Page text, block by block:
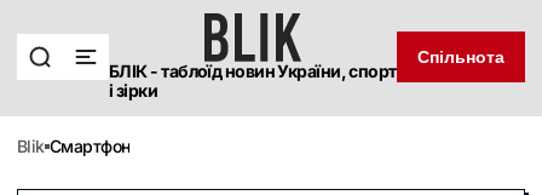
БЛІК - таблоїд новин України, спорт
і зірки
Спільнота
blik Смартфон